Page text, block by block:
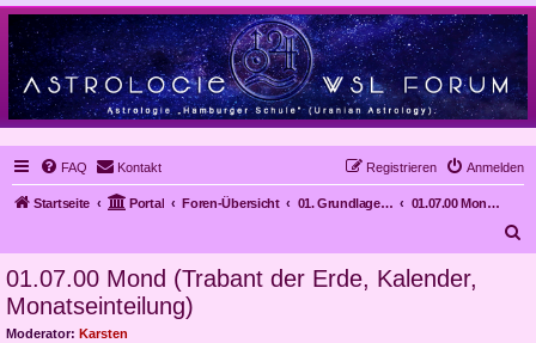
FAQ Kontakt Anmelden
Registrieren
Startseite Portal Foren-Übersicht 01. Grundlagen der Astrologie
01.07.00 Mond (Trabant der Erde, Kalender, Monatseinteilung)
01.07.00 Mond (Trabant der Erde, Kalender,
Monatseinteilung)
Moderator: Karsten